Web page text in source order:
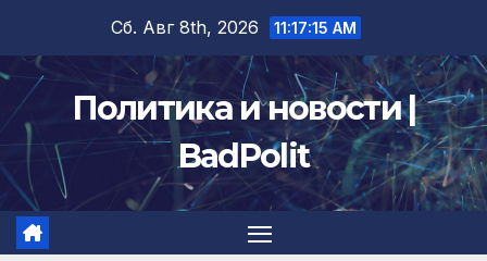
содержимому
Сб. Авг 8th, 2026 11:17:15 AM
Политика и новости |
BadPolit